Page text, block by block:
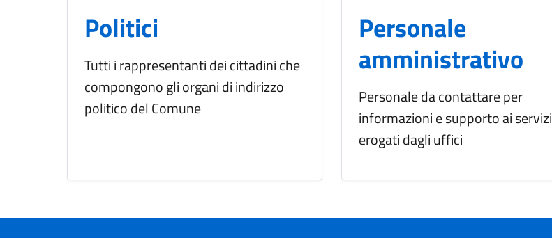
Politici
Tutti i rappresentanti dei cittadini che
compongono gli organi di indirizzo
politico del Comune
Personale
amministrativo
Personale da contattare per
informazioni e supporto ai servizi
erogati dagli uffici